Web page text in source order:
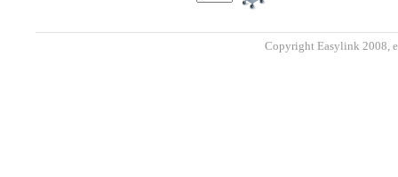
Copyright Easylink 2008,